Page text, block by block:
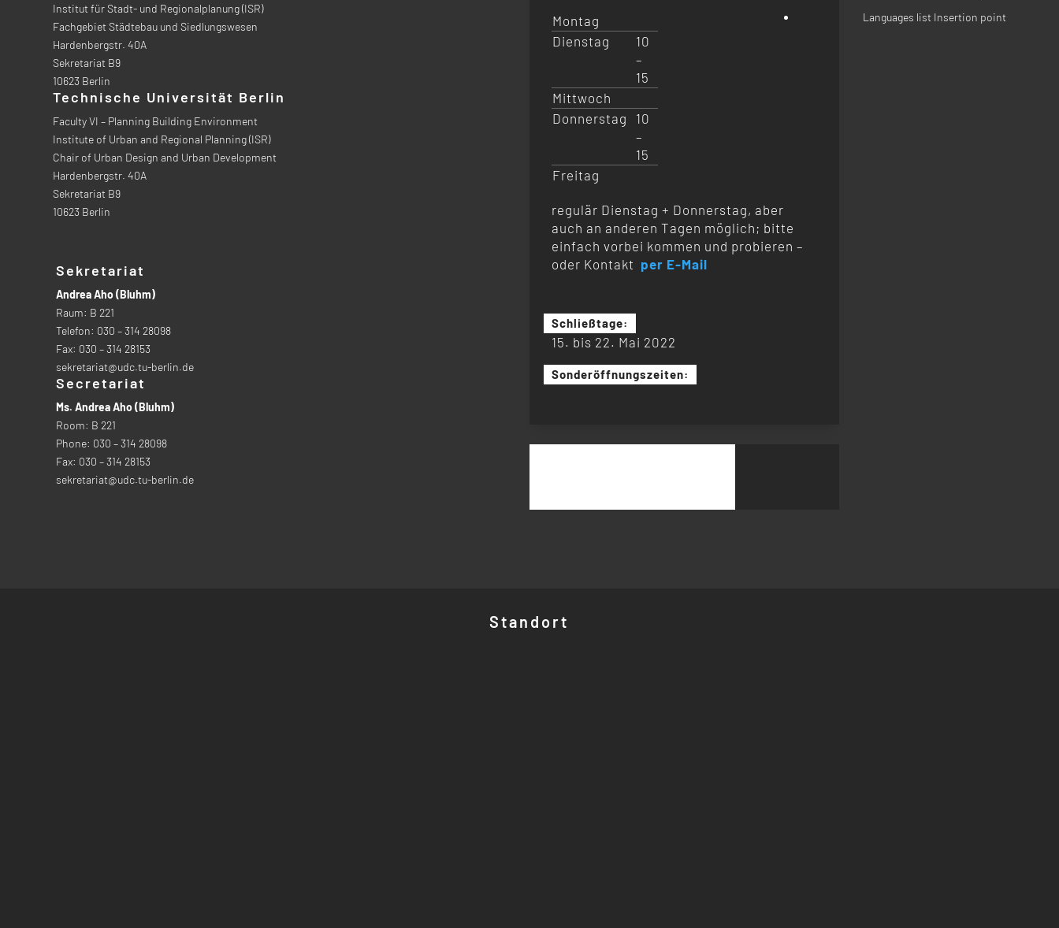
Institut für Stadt- und Regionalplanung (ISR)
Fachgebiet Städtebau und Siedlungswesen
Hardenbergstr. 40A
Sekretariat B9
10623 Berlin
Technische Universität Berlin
Faculty VI – Planning Building Environment
Institute of Urban and Regional Planning (ISR)
Chair of Urban Design and Urban Development
Hardenbergstr. 40A
Sekretariat B9
10623 Berlin
Sekretariat
Andrea Aho (Bluhm)
Raum: B 221
Telefon: 030 – 314 28098
Fax: 030 – 314 28153
sekretariat@udc.tu-berlin.de
Secretariat
Ms. Andrea Aho (Bluhm)
Room: B 221
Phone: 030 – 314 28098
Fax: 030 – 314 28153
sekretariat@udc.tu-berlin.de
Montag
Dienstag
10
–
15
Mittwoch
Donnerstag
10
–
15
Freitag
regulär Dienstag + Donnerstag, aber
auch an anderen Tagen möglich; bitte
einfach vorbei kommen und probieren –
oder Kontakt per E-Mail
Schließtage:
15. bis 22. Mai 2022
Sonderöffnungszeiten:
Languages list Insertion point
Standort